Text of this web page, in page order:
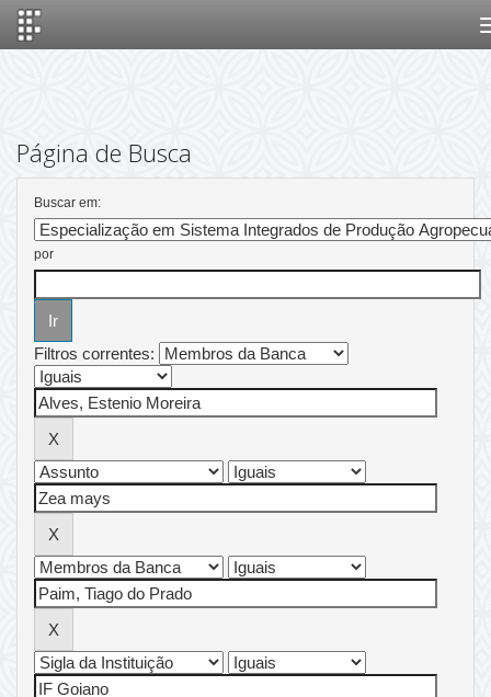
Página de Busca
Buscar em:
por
Filtros correntes: